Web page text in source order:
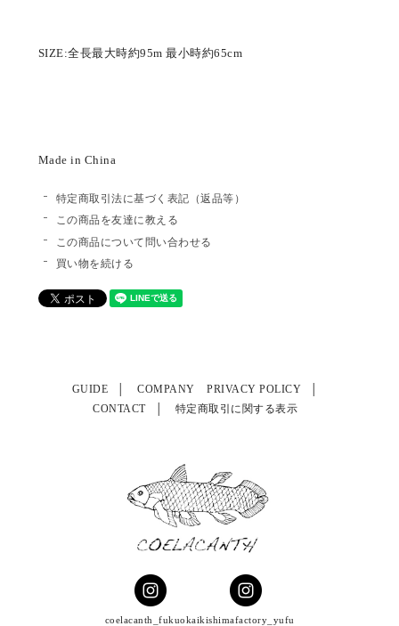
SIZE:全長最大時約95m 最小時約65cm
Made in China
特定商取引法に基づく表記（返品等）
この商品を友達に教える
この商品について問い合わせる
買い物を続ける
GUIDE COMPANY
PRIVACY POLICY
CONTACT
特定商取引に関する表示
coelacanth_fukuokaikishimafactory_yufu